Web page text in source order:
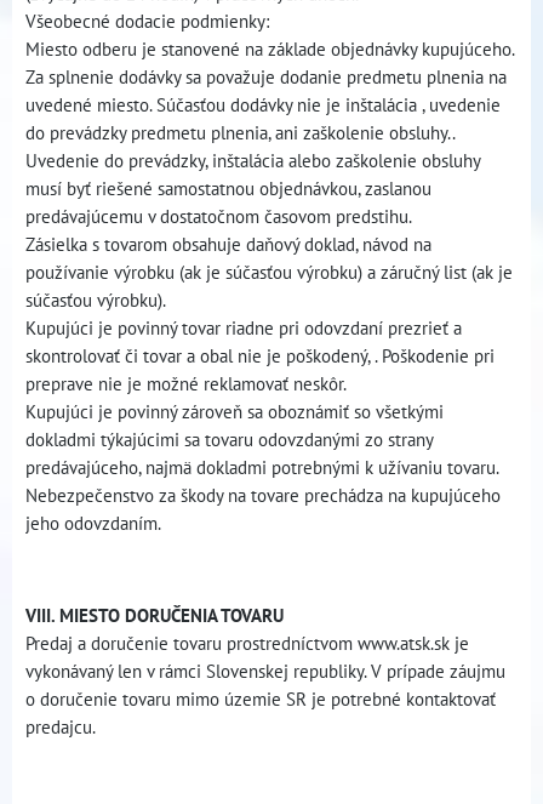
Všeobecné dodacie podmienky:
Miesto odberu je stanovené na základe objednávky kupujúceho.
Za splnenie dodávky sa považuje dodanie predmetu plnenia na
uvedené miesto. Súčasťou dodávky nie je inštalácia , uvedenie
do prevádzky predmetu plnenia, ani zaškolenie obsluhy..
Uvedenie do prevádzky, inštalácia alebo zaškolenie obsluhy
musí byť riešené samostatnou objednávkou, zaslanou
predávajúcemu v dostatočnom časovom predstihu.
Zásielka s tovarom obsahuje daňový doklad, návod na
používanie výrobku (ak je súčasťou výrobku) a záručný list (ak je
súčasťou výrobku).
Kupujúci je povinný tovar riadne pri odovzdaní prezrieť a
skontrolovať či tovar a obal nie je poškodený, . Poškodenie pri
preprave nie je možné reklamovať neskôr.
Kupujúci je povinný zároveň sa oboznámiť so všetkými
dokladmi týkajúcimi sa tovaru odovzdanými zo strany
predávajúceho, najmä dokladmi potrebnými k užívaniu tovaru.
Nebezpečenstvo za škody na tovare prechádza na kupujúceho
jeho odovzdaním.
VIII. MIESTO DORUČENIA TOVARU
Predaj a doručenie tovaru prostredníctvom www.atsk.sk je
vykonávaný len v rámci Slovenskej republiky. V prípade záujmu
o doručenie tovaru mimo územie SR je potrebné kontaktovať
predajcu.